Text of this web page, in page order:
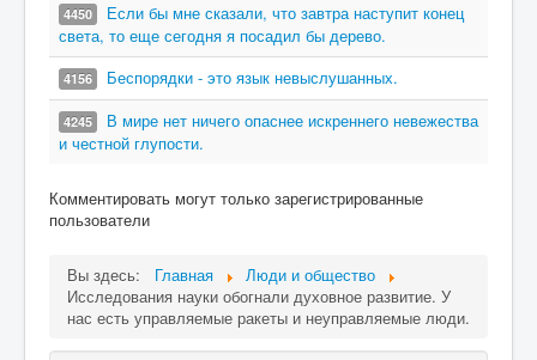
4450
Если бы мне сказали, что завтра наступит конец
света, то еще сегодня я посадил бы дерево.
4156 Беспорядки - это язык невыслушанных.
4245
В мире нет ничего опаснее искреннего невежества
и честной глупости.
Комментировать могут только зарегистрированные
пользователи
Вы здесь: Главная
Люди и общество
Исследования науки обогнали духовное развитие. У
нас есть управляемые ракеты и неуправляемые люди.